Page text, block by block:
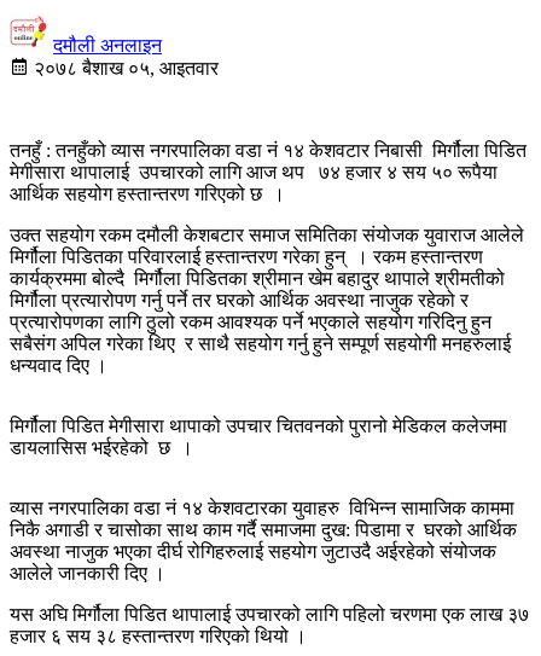
दमौली अनलाइन
२०७८ बैशाख ०५, आइतवार
तनहुँ : तनहुँको व्यास नगरपालिका वडा नं १४ केशवटार निबासी मिर्गौला पिडित
मेगीसारा थापालाई उपचारको लागि आज थप ७४ हजार ४ सय ५० रूपैया
आर्थिक सहयोग हस्तान्तरण गरिएको छ ।
उक्त सहयोग रकम दमौली केशबटार समाज समितिका संयोजक युवाराज आलेले
मिर्गौला पिडितका परिवारलाई हस्तान्तरण गरेका हुन् । रकम हस्तान्तरण
कार्यक्रममा बोल्दै मिर्गौला पिडितका श्रीमान खेम बहादुर थापाले श्रीमतीको
मिर्गौला प्रत्यारोपण गर्नु पर्ने तर घरको आर्थिक अवस्था नाजुक रहेको र
प्रत्यारोपणका लागि ठुलो रकम आवश्यक पर्ने भएकाले सहयोग गरिदिनु हुन
सबैसंग अपिल गरेका थिए र साथै सहयोग गर्नु हुने सम्पूर्ण सहयोगी मनहरुलाई
धन्यवाद दिए ।
मिर्गौला पिडित मेगीसारा थापाको उपचार चितवनको पुरानो मेडिकल कलेजमा
डायलासिस भईरहेको छ ।
व्यास नगरपालिका वडा नं १४ केशवटारका युवाहरु विभिन्न सामाजिक काममा
निकै अगाडी र चासोका साथ काम गर्दै समाजमा दुख: पिडामा र घरको आर्थिक
अवस्था नाजुक भएका दीर्घ रोगिहरुलाई सहयोग जुटाउदै अईरहेको संयोजक
आलेले जानकारी दिए ।
यस अघि मिर्गौला पिडित थापालाई उपचारको लागि पहिलो चरणमा एक लाख ३७
हजार ६ सय ३८ हस्तान्तरण गरिएको थियो ।